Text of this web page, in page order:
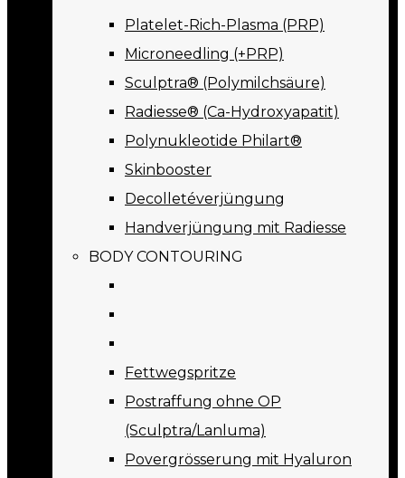
Platelet-Rich-Plasma (PRP)
Microneedling (+PRP)
Sculptra® (Polymilchsäure)
Radiesse® (Ca-Hydroxyapatit)
Polynukleotide Philart®
Skinbooster
Decolletéverjüngung
Handverjüngung mit Radiesse
BODY CONTOURING
Fettwegspritze
Postraffung ohne OP
(Sculptra/Lanluma)
Povergrösserung mit Hyaluron